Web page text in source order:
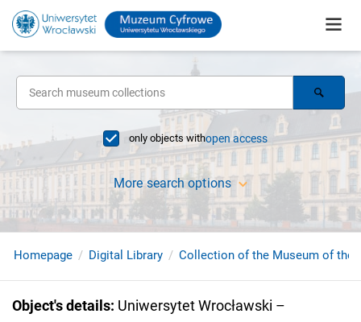
only objects withopen access
More search options
Homepage Digital Library Collection of the Museum of the
Object's details: Uniwersytet Wrocławski –